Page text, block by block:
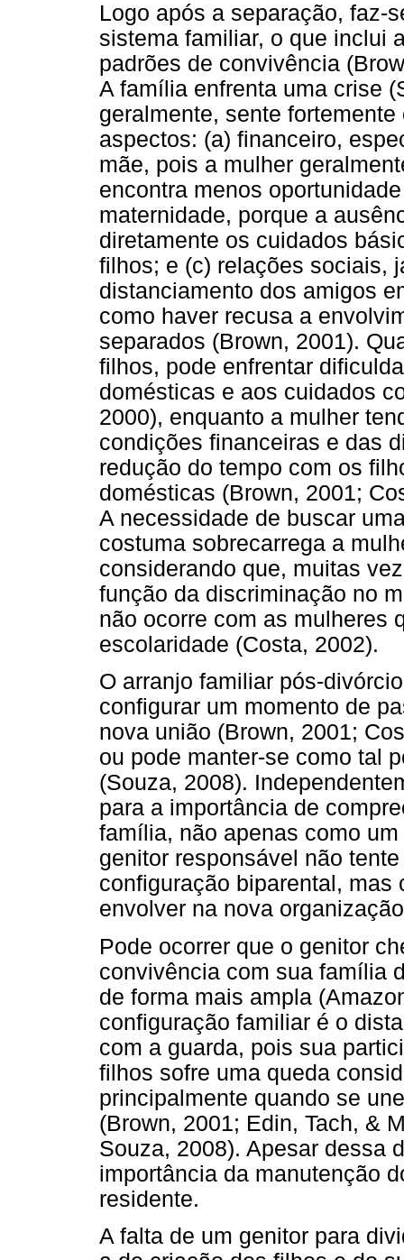
Logo após a separação, faz-
sistema familiar, o que inclui
padrões de convivência
A família enfrenta uma crise
geralmente, sente
aspectos: (a) financeiro,
mãe, pois a mulher
encontra menos
maternidade, porque a
diretamente os cuidados
filhos; e (c) relações sociais,
distanciamento dos amigos
como haver recusa a
separados (Brown, 2001).
filhos, pode enfrentar
domésticas e aos cuidados
2000), enquanto a mulher
condições financeiras e das
redução do tempo com os
domésticas (Brown, 2001;
A necessidade de buscar
costuma sobrecarrega a
considerando que, muitas
função da discriminação no
não ocorre com as mulheres
escolaridade (Costa, 2002).
O arranjo familiar pós-
configurar um momento de
nova união (Brown, 2001;
ou pode manter-se como tal
(Souza, 2008).
para a importância de
família, não apenas como
genitor responsável não
configuração biparental, mas
envolver na nova
Pode ocorrer que o genitor
convivência com sua família
de forma mais ampla
configuração familiar é o
com a guarda, pois sua
filhos sofre uma queda
principalmente quando se
(Brown, 2001; Edin, Tach, &
Souza, 2008). Apesar dessa
importância da manutenção
residente.
A falta de um genitor para